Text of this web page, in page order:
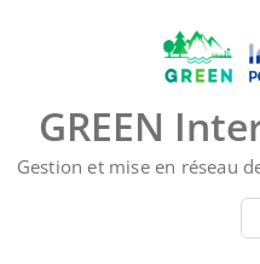
GREEN
Gestion et mise en réseau